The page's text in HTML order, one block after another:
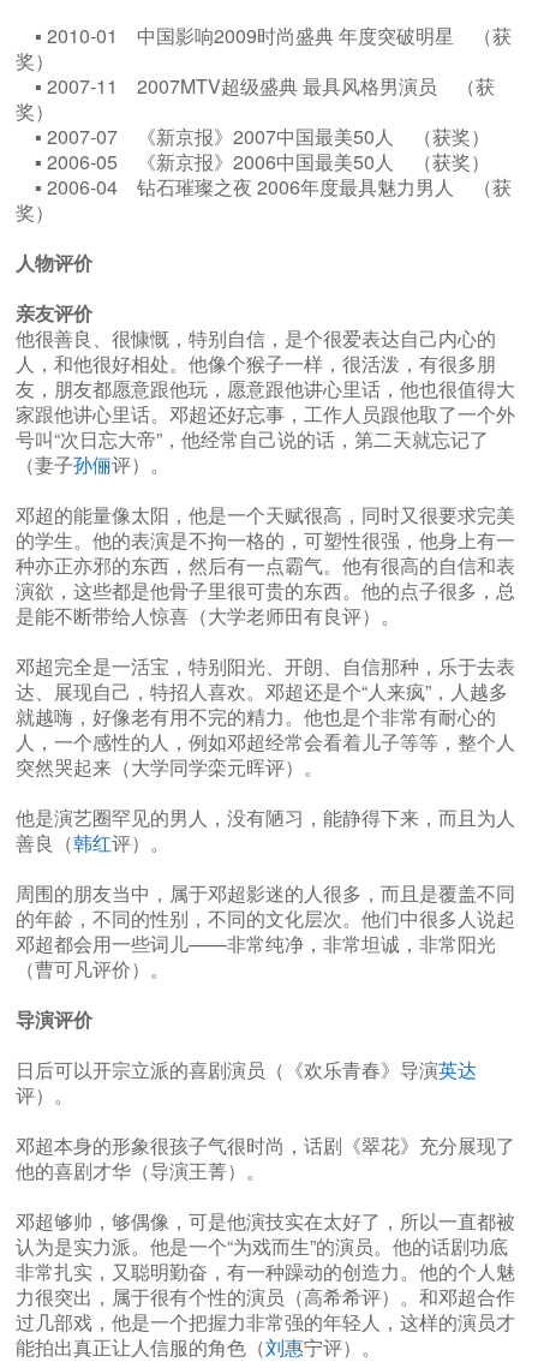
▪ 2010-01 中国影响2009时尚盛典 年度突破明星 （获
奖）
▪ 2007-11 2007MTV超级盛典 最具风格男演员 （获
奖）
▪ 2007-07 《新京报》2007中国最美50人 （获奖）
▪ 2006-05 《新京报》2006中国最美50人 （获奖）
▪ 2006-04 钻石璀璨之夜 2006年度最具魅力男人 （获
奖）
人物评价
亲友评价
他很善良、很慷慨，特别自信，是个很爱表达自己内心的
人，和他很好相处。他像个猴子一样，很活泼，有很多朋
友，朋友都愿意跟他玩，愿意跟他讲心里话，他也很值得大
家跟他讲心里话。邓超还好忘事，工作人员跟他取了一个外
号叫“次日忘大帝”，他经常自己说的话，第二天就忘记了
（妻子孙俪评）。
邓超的能量像太阳，他是一个天赋很高，同时又很要求完美
的学生。他的表演是不拘一格的，可塑性很强，他身上有一
种亦正亦邪的东西，然后有一点霸气。他有很高的自信和表
演欲，这些都是他骨子里很可贵的东西。他的点子很多，总
是能不断带给人惊喜（大学老师田有良评）。
邓超完全是一活宝，特别阳光、开朗、自信那种，乐于去表
达、展现自己，特招人喜欢。邓超还是个“人来疯”，人越多
就越嗨，好像老有用不完的精力。他也是个非常有耐心的
人，一个感性的人，例如邓超经常会看着儿子等等，整个人
突然哭起来（大学同学栾元晖评）。
他是演艺圈罕见的男人，没有陋习，能静得下来，而且为人
善良（韩红评）。
周围的朋友当中，属于邓超影迷的人很多，而且是覆盖不同
的年龄，不同的性别，不同的文化层次。他们中很多人说起
邓超都会用一些词儿——非常纯净，非常坦诚，非常阳光
（曹可凡评价）。
导演评价
日后可以开宗立派的喜剧演员（《欢乐青春》导演英达
评）。
邓超本身的形象很孩子气很时尚，话剧《翠花》充分展现了
他的喜剧才华（导演王菁）。
邓超够帅，够偶像，可是他演技实在太好了，所以一直都被
认为是实力派。他是一个“为戏而生”的演员。他的话剧功底
非常扎实，又聪明勤奋，有一种躁动的创造力。他的个人魅
力很突出，属于很有个性的演员（高希希评）。和邓超合作
过几部戏，他是一个把握力非常强的年轻人，这样的演员才
能拍出真正让人信服的角色（刘惠宁评）。